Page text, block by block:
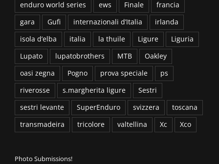
enduro world series
ews Finale
francia
gara
Gufi internazionali d’Italia
irlanda
isola d’elba
italia la thuile Ligure
Liguria
Lupato
lupatobrothers MTB
Oakley
oasi zegna
Pogno prova speciale
ps
riverosse
s.margherita ligure
Sestri
sestri levante
SuperEnduro svizzera
toscana
transmadeira
tricolore valtellina Xc Xco
Photo Submissions!